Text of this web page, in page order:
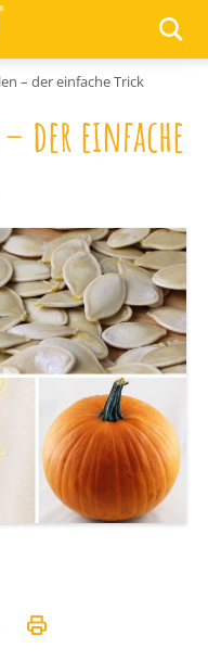
– der einfache Trick
der einfache